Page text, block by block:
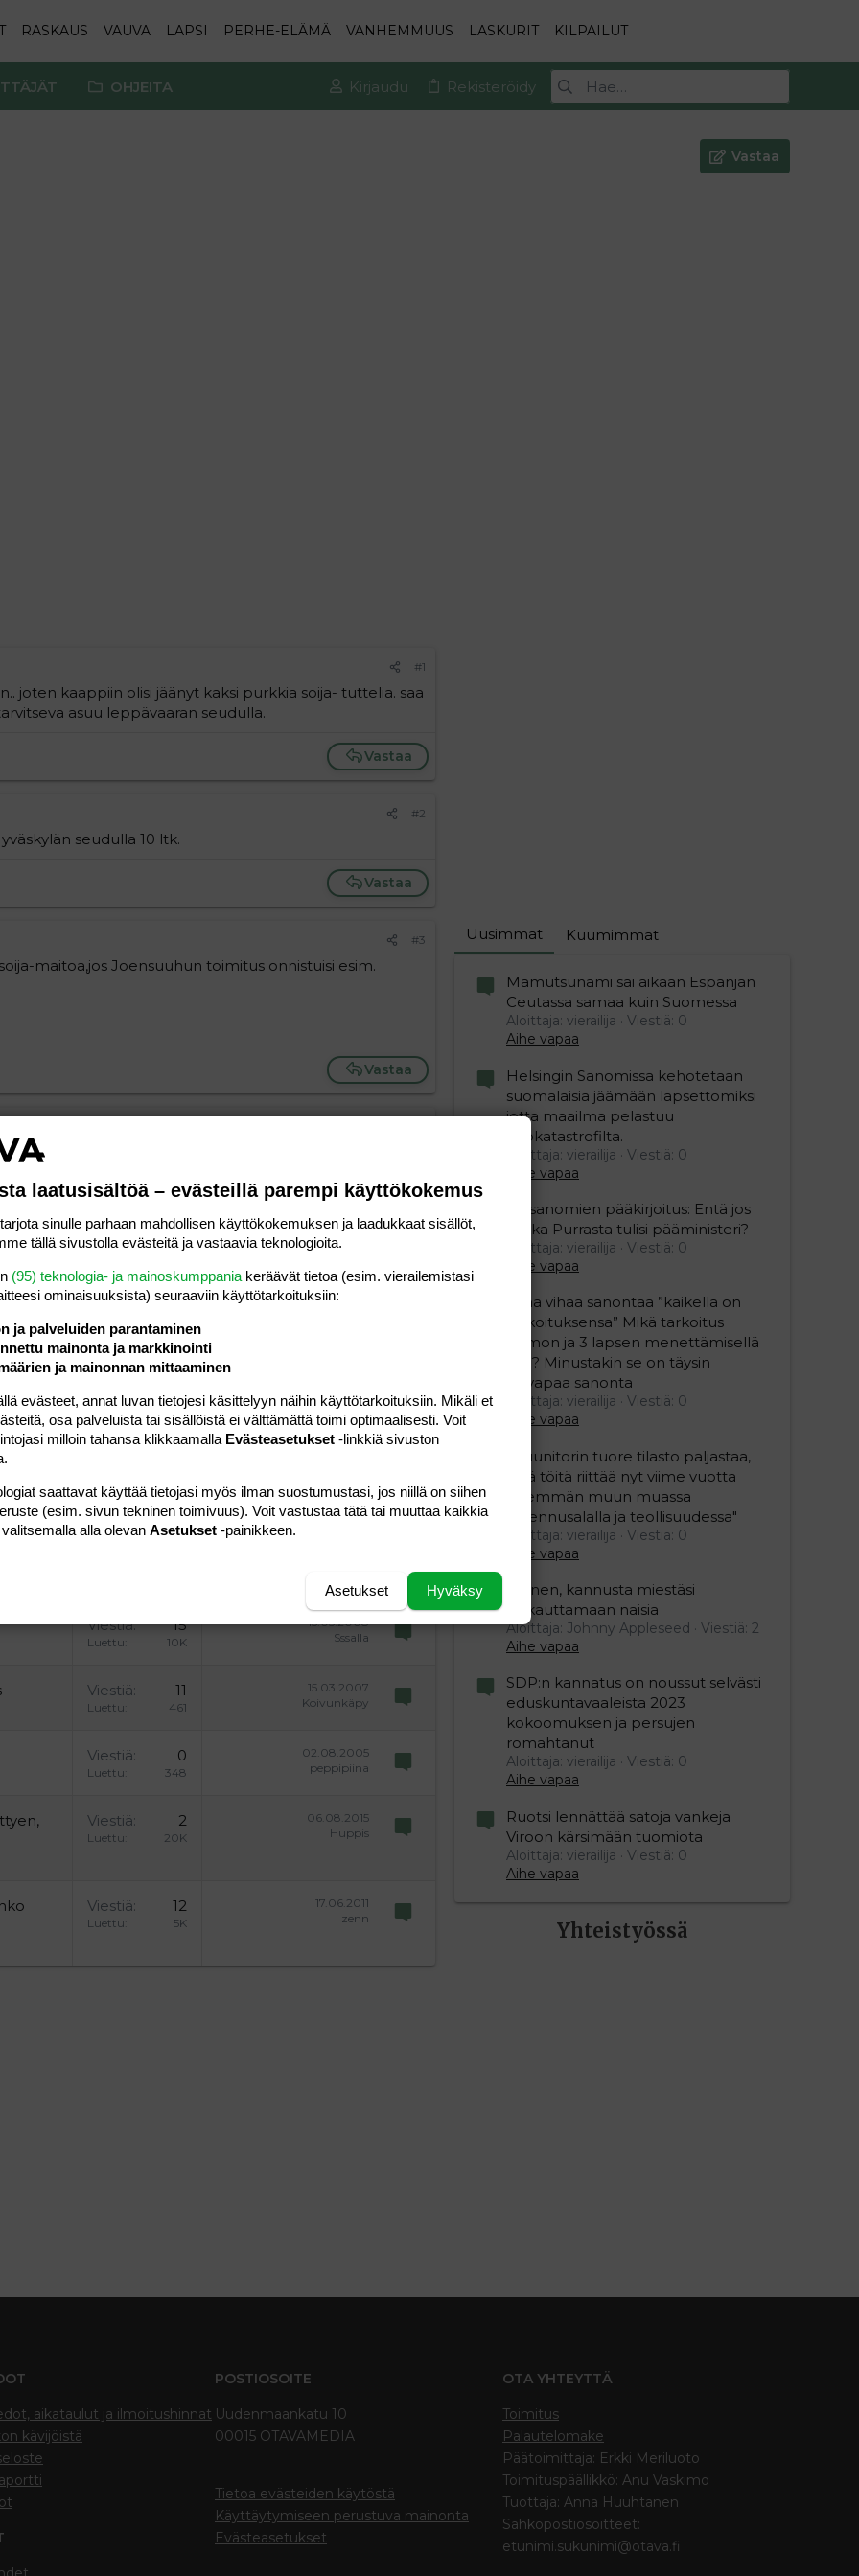
RASKAUS VAUVA LAPSI PERHE-ELÄMÄ VANHEMMUUS LASKURIT KILPAILUT
OHJEITA Kirjaudu Rekisteröidy
Vastaa
#1
joten kaappiin olisi jäänyt kaksi purkkia soija- tuttelia. saa
asuu leppävaaran seudulla.
Vastaa
#2
seudulla 10 ltk.
Vastaa
#3
maitoa,jos Joensuuhun toimitus onnistuisi esim.
Vastaa
Milloin voisi tulla hakemaan?
Vastaa
editoriin…lista
lista
sisennystä
sisennystä
vasemmalle
oikealle
text
Paragraph format
1
2
3
Lisää hyperlinkki
Lisää kuva
Laajennettuun editoriin…
koodispoiler
line
Lähetä vastaus
Viestiä 15
Luettu 10K
15.05.2008
Sssalla
Viestiä 11
Luettu 461
15.03.2007
Koivunkäpy
Viestiä 0
Luettu 348
02.08.2005
peppipiina
Viestiä 2
Luettu 20K
06.08.2015
Huppis
Viestiä 12
Luettu 5K
17.06.2011
zenn
Uusimmat Kuumimmat
Mamutsunami sai aikaan Espanjan
Ceutassa samaa kuin Suomessa
Aloittaja: vierailija
Viestiä: 0
Aihe vapaa
Helsingin Sanomissa kehotetaan
suomalaisia jäämään lapsettomiksi
jotta maailma pelastuu
ekokatastrofilta.
Aloittaja: vierailija
Viestiä: 0
Aihe vapaa
Iltasanomien pääkirjoitus: Entä jos
Riikka Purrasta tulisi pääministeri?
Aloittaja: vierailija
Viestiä: 0
Aihe vapaa
Juha vihaa sanontaa ”kaikella on
tarkoituksensa” Mikä tarkoitus
vaimon ja 3 lapsen menettämisellä
olisi? Minustakin se on täysin
älyvapaa sanonta
Aloittaja: vierailija
Viestiä: 0
Aihe vapaa
"Duunitorin tuore tilasto paljastaa,
että töitä riittää nyt viime vuotta
enemmän muun muassa
rakennusalalla ja teollisuudessa"
Aloittaja: vierailija
Viestiä: 0
Aihe vapaa
Nainen, kannusta miestäsi
raskauttamaan naisia
Aloittaja: Johnny Appleseed
Viestiä: 2
Aihe vapaa
SDP:n kannatus on noussut selvästi
eduskuntavaaleista 2023
kokoomuksen ja persujen
romahtanut
Aloittaja: vierailija
Viestiä: 0
Aihe vapaa
Ruotsi lennättää satoja vankeja
Viroon kärsimään tuomiota
Aloittaja: vierailija
Viestiä: 0
Aihe vapaa
Yhteistyössä
aikataulut ja ilmoitushinnat
kävijöistä
POSTIOSOITE
Uudenmaankatu 10
00015 OTAVAMEDIA
Tietoa evästeiden käytöstä
Käyttäytymiseen perustuva mainonta
Evästeasetukset
OTA YHTEYTTÄ
Toimitus
Palautelomake
Päätoimittaja: Erkki Meriluoto
Toimituspäällikkö: Anu Vaskimo
Tuottaja: Anna Huuhtanen
Sähköpostiosoitteet:
etunimi.sukunimi@otava.fi
laatusisältöä – evästeillä parempi käyttökokemus
sinulle parhaan mahdollisen käyttökokemuksen ja laadukkaat sisällöt,
tällä sivustolla evästeitä ja vastaavia teknologioita.
(95) teknologia- ja mainoskumppania keräävät tietoa (esim. vierailemis­tasi
ominaisuuk­sista) seuraaviin käyttötarkoituksiin:
ja palveluiden parantaminen
mainonta ja markkinointi
ja mainonnan mittaaminen
evästeet, annat luvan tietojesi käsittelyyn näihin käyttötarkoituksiin. Mikäli et
osa palveluista tai sisällöistä ei välttämättä toimi optimaalisesti. Voit
milloin tahansa klikkaamalla Evästeasetukset -linkkiä sivuston
saattavat käyttää tietojasi myös ilman suostumustasi, jos niillä on siihen
(esim. sivun tekninen toimivuus). Voit vastustaa tätä tai muuttaa kaikkia
alla olevan Asetukset -painikkeen.
Hyväksy
Asetukset